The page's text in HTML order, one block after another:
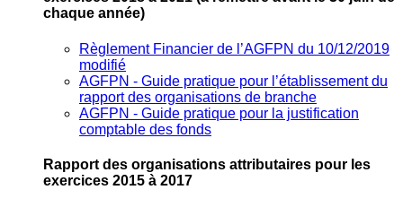
chaque année)
Règlement Financier de l’AGFPN du 10/12/2019
modifié
AGFPN ‐ Guide pratique pour l’établissement du
rapport des organisations de branche
AGFPN ‐ Guide pratique pour la justification
comptable des fonds
Rapport des organisations attributaires pour les
exercices 2015 à 2017